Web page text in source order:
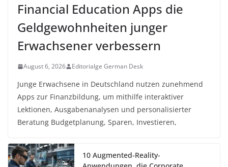
Financial Education Apps die
Geldgewohnheiten junger
Erwachsener verbessern
August 6, 2026 Editorialge German Desk
Junge Erwachsene in Deutschland nutzen zunehmend
Apps zur Finanzbildung, um mithilfe interaktiver
Lektionen, Ausgabenanalysen und personalisierter
Beratung Budgetplanung, Sparen, Investieren,
10 Augmented-Reality-